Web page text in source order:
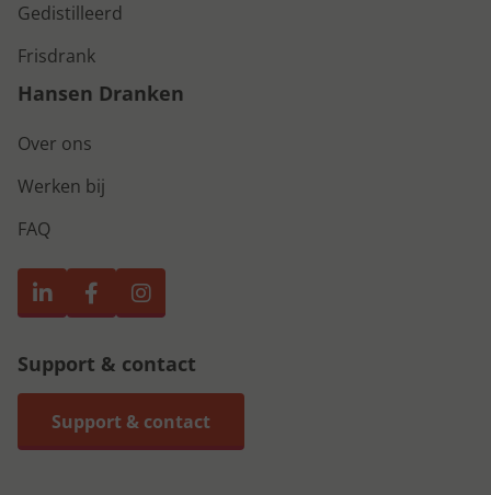
Gedistilleerd
Frisdrank
Hansen Dranken
Over ons
Werken bij
FAQ
Support & contact
Support & contact